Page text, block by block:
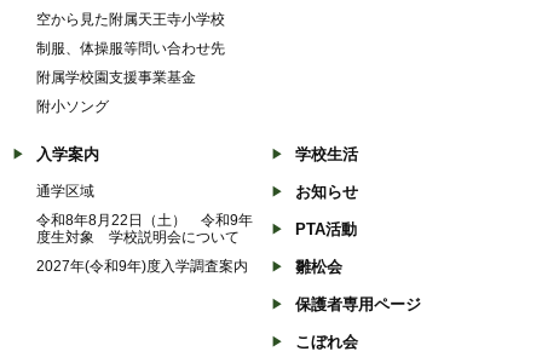
空から見た附属天王寺小学校
制服、体操服等問い合わせ先
附属学校園支援事業基金
附小ソング
入学案内
通学区域
令和8年8月22日（土） 令和9年
度生対象 学校説明会について
2027年(令和9年)度入学調査案内
学校生活
お知らせ
PTA活動
雛松会
保護者専用ページ
こぼれ会